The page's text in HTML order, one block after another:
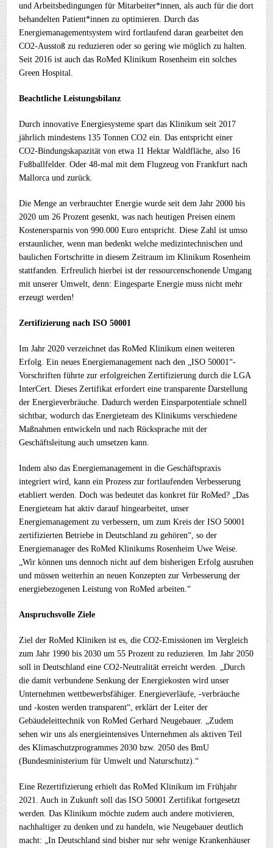
und Arbeitsbedingungen für Mitarbeiter*innen, als auch für die dort
behandelten Patient*innen zu optimieren. Durch das
Energiemanagementsystem wird fortlaufend daran gearbeitet den
CO2-Ausstoß zu reduzieren oder so gering wie möglich zu halten.
Seit 2016 ist auch das RoMed Klinikum Rosenheim ein solches
Green Hospital.
Beachtliche Leistungsbilanz
Durch innovative Energiesysteme spart das Klinikum seit 2017
jährlich mindestens 135 Tonnen CO2 ein. Das entspricht einer
CO2-Bindungskapazität von etwa 11 Hektar Waldfläche, also 16
Fußballfelder. Oder 48-mal mit dem Flugzeug von Frankfurt nach
Mallorca und zurück.
Die Menge an verbrauchter Energie wurde seit dem Jahr 2000 bis
2020 um 26 Prozent gesenkt, was nach heutigen Preisen einem
Kostenersparnis von 990.000 Euro entspricht. Diese Zahl ist umso
erstaunlicher, wenn man bedenkt welche medizintechnischen und
baulichen Fortschritte in diesem Zeitraum im Klinikum Rosenheim
stattfanden. Erfreulich hierbei ist der ressourcenschonende Umgang
mit unserer Umwelt, denn: Eingesparte Energie muss nicht mehr
erzeugt werden!
Zertifizierung nach ISO 50001
Im Jahr 2020 verzeichnet das RoMed Klinikum einen weiteren
Erfolg. Ein neues Energiemanagement nach den „ISO 50001“-
Vorschriften führte zur erfolgreichen Zertifizierung durch die LGA
InterCert. Dieses Zertifikat erfordert eine transparente Darstellung
der Energieverbräuche. Dadurch werden Einsparpotentiale schnell
sichtbar, wodurch das Energieteam des Klinikums verschiedene
Maßnahmen entwickeln und nach Rücksprache mit der
Geschäftsleitung auch umsetzen kann.
Indem also das Energiemanagement in die Geschäftspraxis
integriert wird, kann ein Prozess zur fortlaufenden Verbesserung
etabliert werden. Doch was bedeutet das konkret für RoMed? „Das
Energieteam hat aktiv darauf hingearbeitet, unser
Energiemanagement zu verbessern, um zum Kreis der ISO 50001
zertifizierten Betriebe in Deutschland zu gehören“, so der
Energiemanager des RoMed Klinikums Rosenheim Uwe Weise.
„Wir können uns dennoch nicht auf dem bisherigen Erfolg ausruhen
und müssen weiterhin an neuen Konzepten zur Verbesserung der
energiebezogenen Leistung von RoMed arbeiten.“
Anspruchsvolle Ziele
Ziel der RoMed Kliniken ist es, die CO2-Emissionen im Vergleich
zum Jahr 1990 bis 2030 um 55 Prozent zu reduzieren. Im Jahr 2050
soll in Deutschland eine CO2-Neutralität erreicht werden. „Durch
die damit verbundene Senkung der Energiekosten wird unser
Unternehmen wettbewerbsfähiger. Energieverläufe, -verbräuche
und -kosten werden transparent“, erklärt der Leiter der
Gebäudeleittechnik von RoMed Gerhard Neugebauer. „Zudem
sehen wir uns als energieintensives Unternehmen als aktiven Teil
des Klimaschutzprogrammes 2030 bzw. 2050 des BmU
(Bundesministerium für Umwelt und Naturschutz).“
Eine Rezertifizierung erhielt das RoMed Klinikum im Frühjahr
2021. Auch in Zukunft soll das ISO 50001 Zertifikat fortgesetzt
werden. Das Klinikum möchte zudem auch andere motivieren,
nachhaltiger zu denken und zu handeln, wie Neugebauer deutlich
macht: „In Deutschland sind bisher nur sehr wenige Krankenhäuser